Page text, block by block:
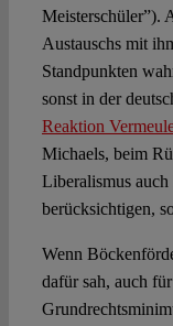
Meisterschüler”).
Austauschs mit
Standpunkten
sonst in der
Reaktion
Michaels, beim
Liberalismus
berücksichtigen,
Wenn
dafür sah, auch